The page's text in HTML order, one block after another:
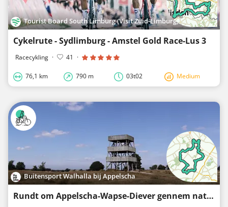
Tourist Board South Limburg (Visit Zuid-Limburg)
Cykelrute - Sydlimburg - Amstel Gold Race-Lus 3
Racecykling · 41 ·
76,1 km 790 m 03t02 Medium
Buitensport Walhalla bij Appelscha
Rundt om Appelscha-Wapse-Diever gennem naturområdet Drents Friese Wold